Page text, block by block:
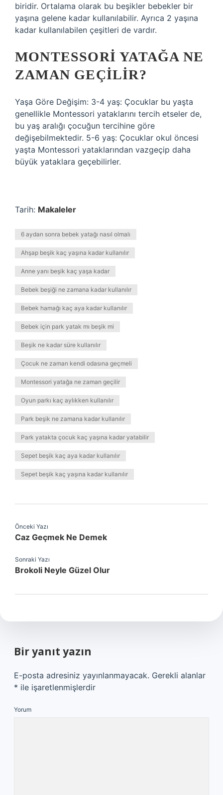
biridir. Ortalama olarak bu beşikler bebekler bir
yaşına gelene kadar kullanılabilir. Ayrıca 2 yaşına
kadar kullanılabilen çeşitleri de vardır.
MONTESSORI YATAĞA NE
ZAMAN GEÇILIR?
Yaşa Göre Değişim: 3-4 yaş: Çocuklar bu yaşta
genellikle Montessori yataklarını tercih etseler de,
bu yaş aralığı çocuğun tercihine göre
değişebilmektedir. 5-6 yaş: Çocuklar okul öncesi
yaşta Montessori yataklarından vazgeçip daha
büyük yataklara geçebilirler.
Tarih: Makaleler
6 aydan sonra bebek yatağı nasıl olmalı
Ahşap beşik kaç yaşına kadar kullanılır
Anne yanı beşik kaç yaşa kadar
Bebek beşiği ne zamana kadar kullanılır
Bebek hamağı kaç aya kadar kullanılır
Bebek için park yatak mı beşik mi
Beşik ne kadar süre kullanılır
Çocuk ne zaman kendi odasına geçmeli
Montessori yatağa ne zaman geçilir
Oyun parkı kaç aylıkken kullanılır
Park beşik ne zamana kadar kullanılır
Park yatakta çocuk kaç yaşına kadar yatabilir
Sepet beşik kaç aya kadar kullanılır
Sepet beşik kaç yaşına kadar kullanılır
Önceki Yazı
Caz Geçmek Ne Demek
Sonraki Yazı
Brokoli Neyle Güzel Olur
Bir yanıt yazın
E-posta adresiniz yayınlanmayacak. Gerekli alanlar
* ile işaretlenmişlerdir
Yorum